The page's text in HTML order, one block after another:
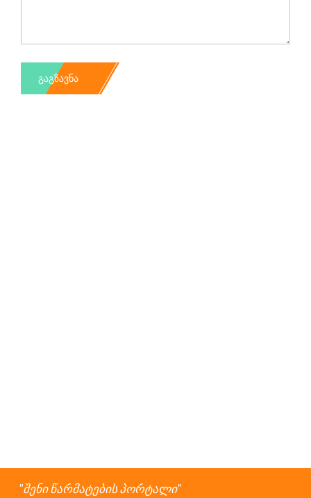
ᲒᲐᲒᲖᲐᲕᲜᲐ
შენი წარმატების პორტალი